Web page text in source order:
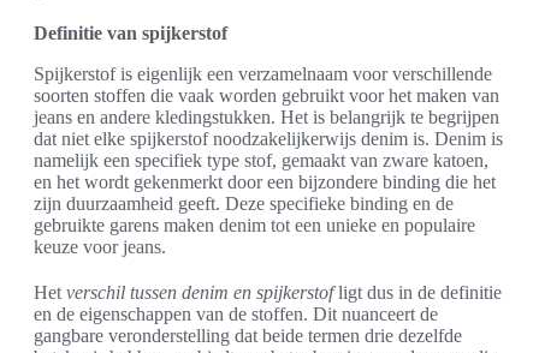
Definitie van spijkerstof
Spijkerstof is eigenlijk een verzamelnaam voor verschillende
soorten stoffen die vaak worden gebruikt voor het maken van
jeans en andere kledingstukken. Het is belangrijk te begrijpen
dat niet elke spijkerstof noodzakelijkerwijs denim is. Denim is
namelijk een specifiek type stof, gemaakt van zware katoen,
en het wordt gekenmerkt door een bijzondere binding die het
zijn duurzaamheid geeft. Deze specifieke binding en de
gebruikte garens maken denim tot een unieke en populaire
keuze voor jeans.
Het verschil tussen denim en spijkerstofligt dus in de definitie
en de eigenschappen van de stoffen. Dit nuanceert de
gangbare veronderstelling dat beide termen drie dezelfde